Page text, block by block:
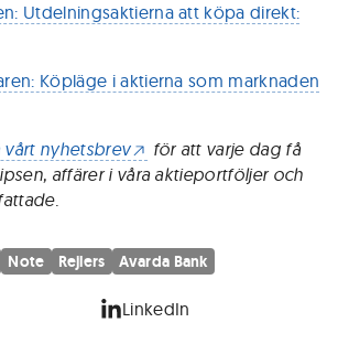
Utdelningsaktierna att köpa direkt:
Köpläge i aktierna som marknaden
nyhetsbrev
för att varje dag få
affärer i våra aktieportföljer och
Note Rejlers Avarda Bank
LinkedIn